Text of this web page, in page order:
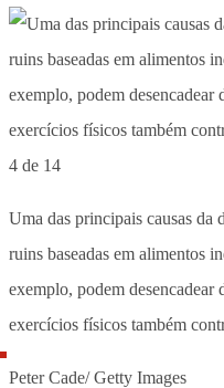
4 de 14
Uma das principais causas da
ruins baseadas em alimentos
exemplo, podem desencadear
exercícios físicos também
Peter Cade/ Getty Images